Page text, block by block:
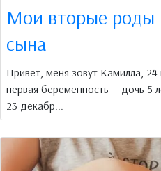
Мои вторые роды
сына
Привет, меня зовут Камилла, 24
первая беременность — дочь 5
23 декабр...